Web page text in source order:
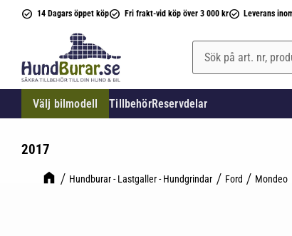
14 Dagars öppet köp Fri frakt-vid köp över 3 000 kr Leverans
Välj bilmodell TillbehörReservdelar
2017
Hundburar - Lastgaller - Hundgrindar Ford Mondeo